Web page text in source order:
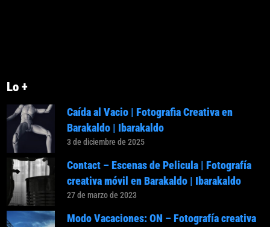
Lo +
Caída al Vacio | Fotografia Creativa en
Barakaldo | Ibarakaldo
3 de diciembre de 2025
Contact – Escenas de Pelicula | Fotografía
creativa móvil en Barakaldo | Ibarakaldo
27 de marzo de 2023
Modo Vacaciones: ON – Fotografía creativa